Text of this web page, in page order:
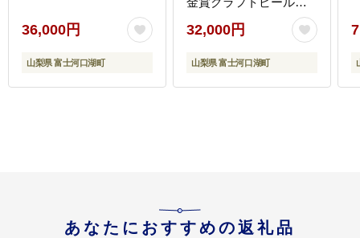
36,000円
山梨県 富士河口湖町
32,000円
山梨県 富士河口湖町
あなたにおすすめの返礼品